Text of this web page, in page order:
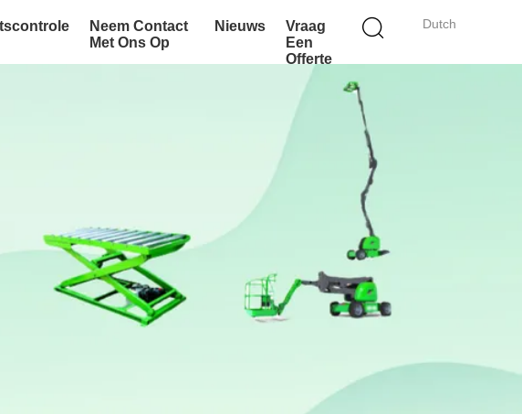
Dutch
Neem Contact
Met Ons Op
Nieuws
Vraag
Een
Offerte